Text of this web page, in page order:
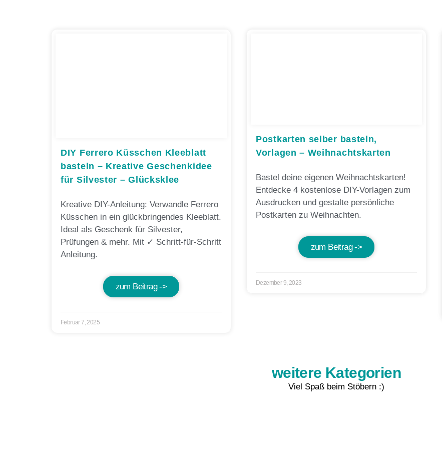
DIY Ferrero Küsschen Kleeblatt
basteln – Kreative Geschenkidee
für Silvester – Glücksklee
Kreative DIY-Anleitung: Verwandle Ferrero
Küsschen in ein glückbringendes Kleeblatt.
Ideal als Geschenk für Silvester,
Prüfungen & mehr. Mit ✓ Schritt-für-Schritt
Anleitung.
zum Beitrag ->
Februar 7, 2025
Postkarten selber basteln,
Vorlagen – Weihnachtskarten
Bastel deine eigenen Weihnachtskarten!
Entdecke 4 kostenlose DIY-Vorlagen zum
Ausdrucken und gestalte persönliche
Postkarten zu Weihnachten.
zum Beitrag ->
Dezember 9, 2023
weitere Kategorien
Viel Spaß beim Stöbern :)